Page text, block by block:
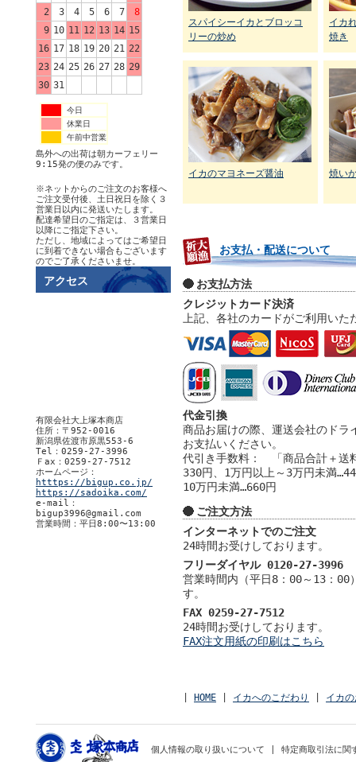
2
3 4 5 6 7
8
9 10 11 12 13 14 15
16 17 18 19 20 21 22
23 24 25 26 27 28 29
30 31
今日
休業日
午前中営業
島外への出荷は朝カーフェリー
9:15発の便のみです。
※ネットからのご注文のお客様へ
ご注文受付後、土日祝日を除く３
営業日以内に発送いたします。
配達希望日のご指定は、３営業日
以降にご指定下さい。
ただし、地域によってはご希望日
に到着できない場合もございます
のでご了承くださいませ。
アクセス
有限会社大上塚本商店
住所：〒952-0016
新潟県佐渡市原黒553-6
Tel：0259-27-3996
Ｆax：0259-27-7512
ホームページ：
htttps://bigup.co.jp/
https://sadoika.com/
e-mail：
bigup3996@gmail.com
営業時間：平日8:00〜13:00
スパイシーイカとブロッコ
リーの炒め
イカ
焼き
イカのマヨネーズ醤油 焼い
お支払・配送について
お支払方法
クレジットカード決済
上記、各社のカードがご利用いた
代金引換
商品お届けの際、運送会社のドラ
お支払いください。
代引き手数料： 「商品合計＋送
330円、1万円以上～3万円未満
10万円未満…660円
ご注文方法
インターネットでのご注文
24時間お受けしております。
フリーダイヤル 0120-27-3996
営業時間内（平日8：00～13：00
す。
FAX 0259-27-7512
24時間お受けしております。
FAX注文用紙の印刷はこちら
HOME イカへのこだわり イカ
個人情報の取り扱いについて 特定商取引法に関